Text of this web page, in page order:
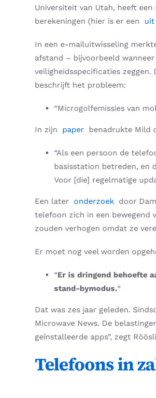
Universiteit van Utah, heeft
berekeningen (hier is er een uit
In een e-mailuitwisseling
afstand – bijvoorbeeld
veiligheidsspecificaties zeggen.
beschrijft het probleem:
“Microgolfemissies van
In zijn paper benadrukte Mild
“Als een persoon de
basisstation betreden, en
Voor [die] regelmatige
Een later onderzoek door
telefoon zich in een bewegend
zouden verhogen omdat ze
Er moet nog veel worden
“Er is dringend behoefte
stand-bymodus.“
Dat was zes jaar geleden.
Microwave News. De
geïnstalleerde apps”, zegt
Telefoons in